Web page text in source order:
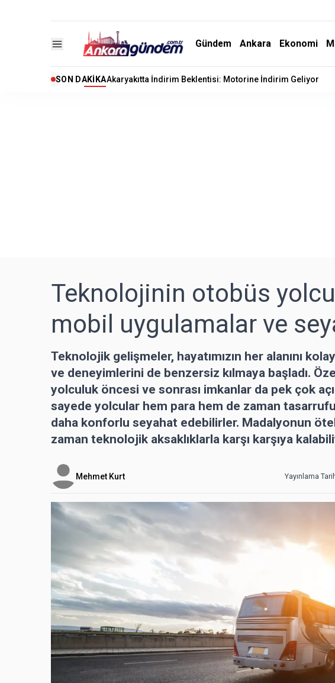
Gündem Ankara Ekonomi
SON DAKIKAAkaryakıtta İndirim Beklentisi: Motorine İndirim Geliyor
Teknolojinin otobüs
mobil uygulamalar ve
Teknolojik gelişmeler, hayatımızın her alanını
ve deneyimlerini de benzersiz kılmaya başladı.
yolculuk öncesi ve sonrası imkanlar da pek çok
sayede yolcular hem para hem de zaman
daha konforlu seyahat edebilirler. Madalyonun
zaman teknolojik aksaklıklarla karşı karşıya
Mehmet Kurt Yayınlama